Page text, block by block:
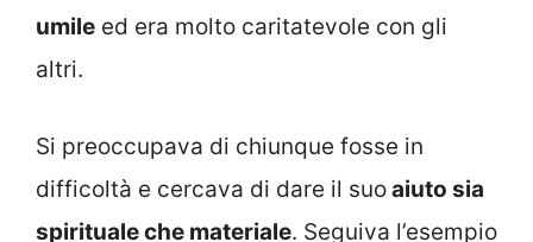
umile ed era molto caritatevole con gli
altri.
Si preoccupava di chiunque fosse in
difficoltà e cercava di dare il suoaiuto sia
spirituale che materiale. Seguiva l’esempio